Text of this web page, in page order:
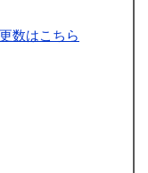
数はこちら